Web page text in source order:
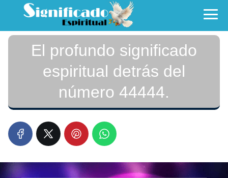
El profundo significado
espiritual detrás del
número 44444.